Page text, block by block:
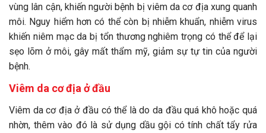
vùng lân cận, khiến người bệnh bị viêm da cơ địa xung quanh
môi. Nguy hiểm hơn có thể còn bị nhiễm khuẩn, nhiễm virus
khiến niêm mạc da bị tổn thương nghiêm trọng có thể để lại
sẹo lõm ở môi, gây mất thẩm mỹ, giảm sự tự tin của người
bệnh.
Viêm da cơ địa ở đầu
Viêm da cơ địa ở đầu có thể là do da đầu quá khô hoặc quá
nhờn, thêm vào đó là sử dụng dầu gội có tính chất tẩy rửa